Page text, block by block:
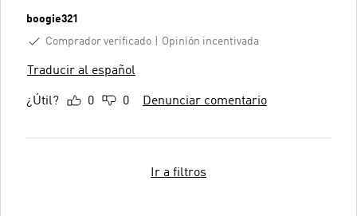
boogie321
Comprador verificado
Opinión incentivada
Traducir al español
¿Útil? 0 0 Denunciar comentario
Ir a filtros